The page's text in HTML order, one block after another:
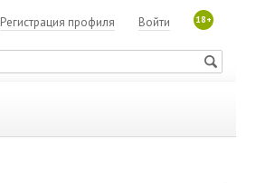
18+
Войти
Регистрация профиля